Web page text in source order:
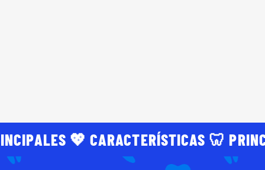
💖 CARACTERÍSTICAS 🦷